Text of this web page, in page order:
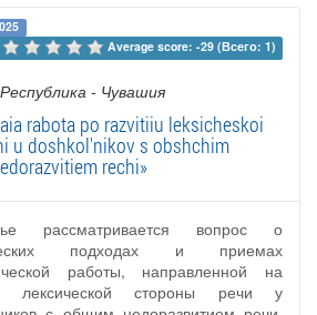
Average score: -29 (Всего: 1)
- Чувашия
rabota po razvitiiu leksicheskoi
u doshkol'nikov s obshchim
rechi»
рассматривается вопрос о
подходах и приемах
работы, направленной на
лексической стороны речи у